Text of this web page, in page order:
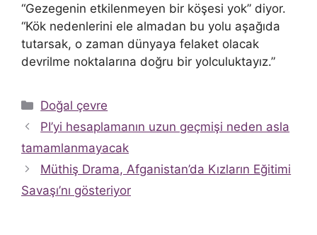
“Gezegenin etkilenmeyen bir köşesi yok” diyor.
“Kök nedenlerini ele almadan bu yolu aşağıda
tutarsak, o zaman dünyaya felaket olacak
devrilme noktalarına doğru bir yolculuktayız.”
Kategoriler
Doğal çevre
PI’yi hesaplamanın uzun geçmişi neden asla
tamamlanmayacak
Müthiş Drama, Afganistan’da Kızların Eğitimi
Savaşı’nı gösteriyor